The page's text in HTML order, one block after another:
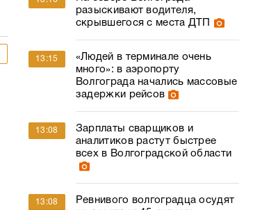
разыскивают водителя,
скрывшегося с места ДТП
13:15
«Людей в терминале очень
много»: в аэропорту
Волгограда начались массовые
задержки рейсов
13:08
Зарплаты сварщиков и
аналитиков растут быстрее
всех в Волгоградской области
13:08
Ревнивого волгоградца осудят